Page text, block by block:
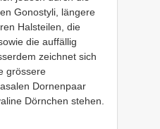
Gonostyli, längere
Halsteilen, die
die auffällig
zeichnet sich
grössere
Dornenpaar
Dörnchen stehen.